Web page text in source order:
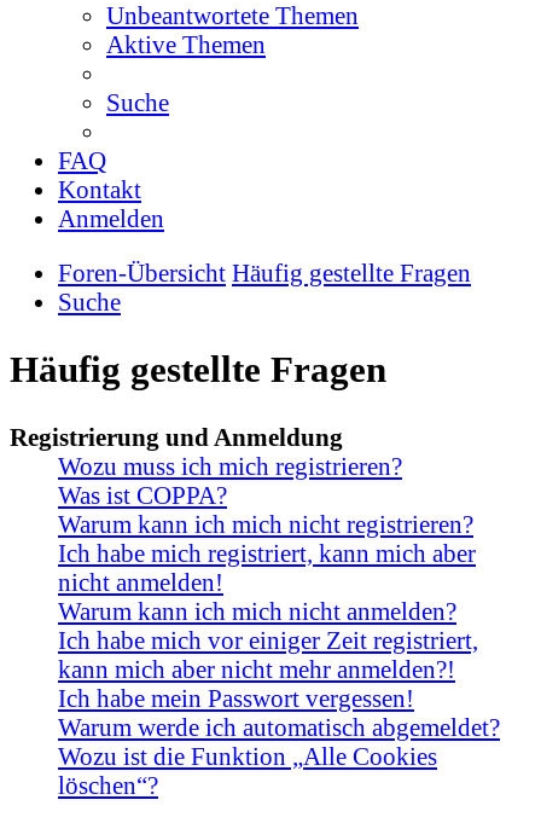
Unbeantwortete Themen
Aktive Themen
Suche
FAQ
Kontakt
Anmelden
Foren-Übersicht Häufig gestellte Fragen
Suche
Häufig gestellte Fragen
Registrierung und Anmeldung
Wozu muss ich mich registrieren?
Was ist COPPA?
Warum kann ich mich nicht registrieren?
Ich habe mich registriert, kann mich aber
nicht anmelden!
Warum kann ich mich nicht anmelden?
Ich habe mich vor einiger Zeit registriert,
kann mich aber nicht mehr anmelden?!
Ich habe mein Passwort vergessen!
Warum werde ich automatisch abgemeldet?
Wozu ist die Funktion „Alle Cookies
löschen“?